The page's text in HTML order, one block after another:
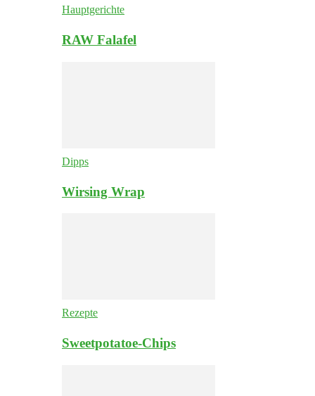
Hauptgerichte
RAW Falafel
Dipps
Wirsing Wrap
Rezepte
Sweetpotatoe-Chips